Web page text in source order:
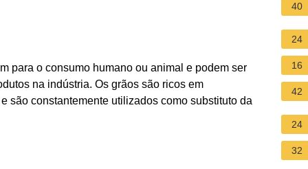
para o consumo humano ou animal e podem ser
na indústria. Os grãos são ricos em
são constantemente utilizados como substituto da
40
24
16
42
24
32